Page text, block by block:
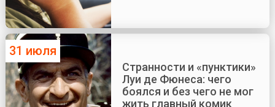
31 июля
Странности и «пунктики»
Луи де Фюнеса: чего
боялся и без чего не мог
жить главный комик